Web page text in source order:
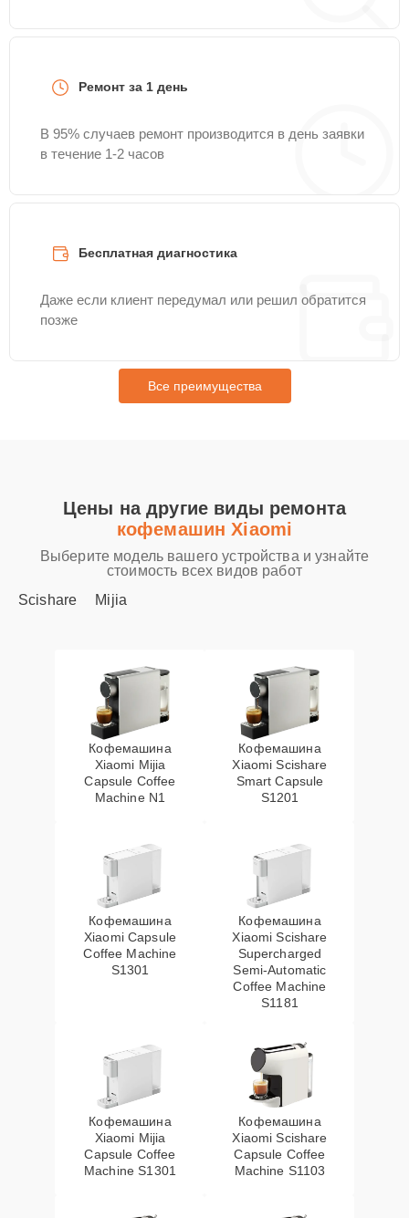
Ремонт за 1 день
В 95% случаев ремонт производится в день заявки
в течение 1-2 часов
Бесплатная диагностика
Даже если клиент передумал или решил обратится
позже
Все преимущества
Цены на другие виды ремонта
кофемашин Xiaomi
Выберите модель вашего устройства и узнайте
стоимость всех видов работ
Scishare
Mijia
Кофемашина
Xiaomi Mijia
Capsule Coffee
Machine N1
Кофемашина
Xiaomi Scishare
Smart Capsule
S1201
Кофемашина
Xiaomi Capsule
Coffee Machine
S1301
Кофемашина
Xiaomi Scishare
Supercharged
Semi‑Automatic
Coffee Machine
S1181
Кофемашина
Xiaomi Mijia
Capsule Coffee
Machine S1301
Кофемашина
Xiaomi Scishare
Capsule Coffee
Machine S1103